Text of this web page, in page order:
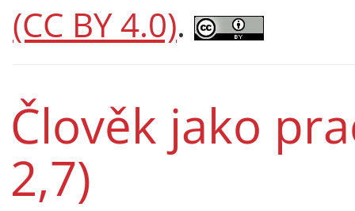
(CC BY 4.0).
Člověk jako
2,7)